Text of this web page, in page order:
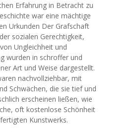
Erfahrung in Betracht zu
war eine mächtige
Urkunden Der Grafschaft
sozialen Gerechtigkeit,
Ungleichheit und
wurden in schroffer und
Art und Weise dargestellt.
nachvollziehbar, mit
Schwächen, die sie tief und
erscheinen ließen, wie
oft kostenlose Schönheit
Kunstwerks.